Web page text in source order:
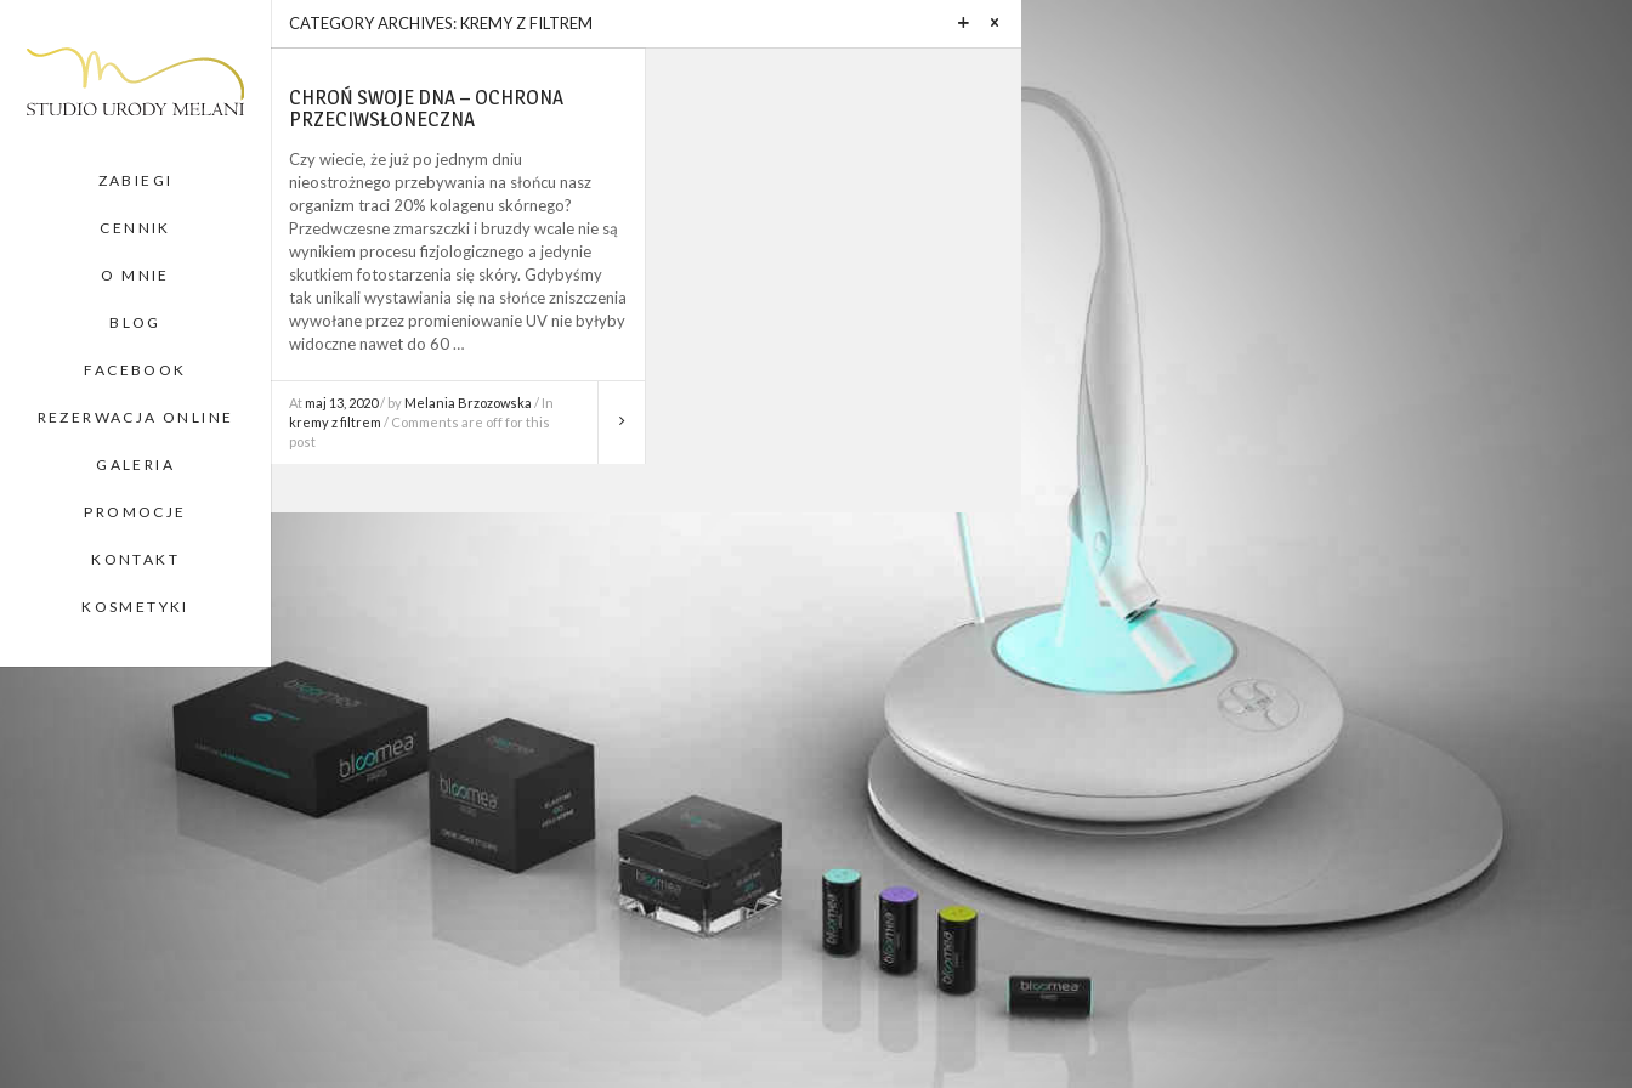
ZABIEGI
CENNIK
O MNIE
BLOG
FACEBOOK
REZERWACJA ONLINE
GALERIA
PROMOCJE
KONTAKT
KOSMETYKI
CATEGORY ARCHIVES:KREMY Z FILTREM
CHROŃ SWOJE DNA – OCHRONA
PRZECIWSŁONECZNA
Czy wiecie, że już po jednym dniu
nieostrożnego przebywania na słońcu nasz
organizm traci 20% kolagenu skórnego?
Przedwczesne zmarszczki i bruzdy wcale nie są
wynikiem procesu fizjologicznego a jedynie
skutkiem fotostarzenia się skóry. Gdybyśmy
tak unikali wystawiania się na słońce zniszczenia
wywołane przez promieniowanie UV nie byłyby
widoczne nawet do 60 …
At maj 13, 2020/ by Melania Brzozowska / In
kremy z filtrem / Comments are off for this
post